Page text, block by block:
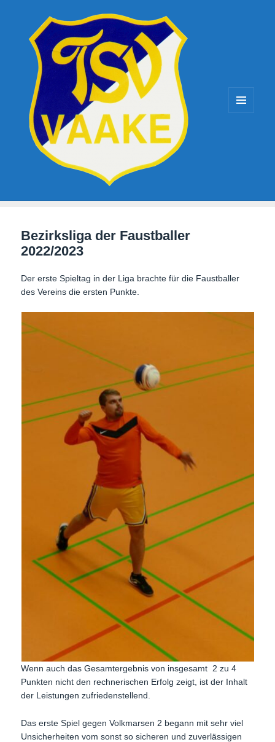
TSV-Vaake
Bezirksliga der Faustballer
2022/2023
Der erste Spieltag in der Liga brachte für die Faustballer
des Vereins die ersten Punkte.
Wenn auch das Gesamtergebnis von insgesamt 2 zu 4
Punkten nicht den rechnerischen Erfolg zeigt, ist der Inhalt
der Leistungen zufriedenstellend.
Das erste Spiel gegen Volkmarsen 2 begann mit sehr viel
Unsicherheiten vom sonst so sicheren und zuverlässigen